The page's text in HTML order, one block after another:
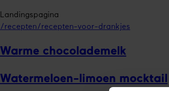
Landingspagina
/recepten/recepten-voor-drankjes
Warme chocolade­melk
Water­meloen-limoen mocktail